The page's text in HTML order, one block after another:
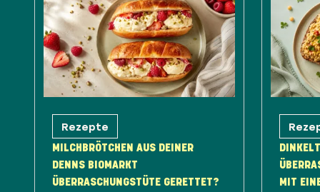
Rezepte
MILCHBRÖTCHEN AUS DEINER
DENNS BIOMARKT
ÜBERRASCHUNGSTÜTE GERETTET? MIT